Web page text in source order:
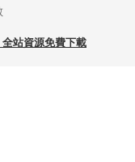
站資源免費下載